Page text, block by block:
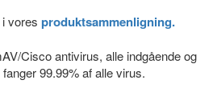
vores produktsammenligning.
Cisco antivirus, alle indgående og
99.99% af alle virus.